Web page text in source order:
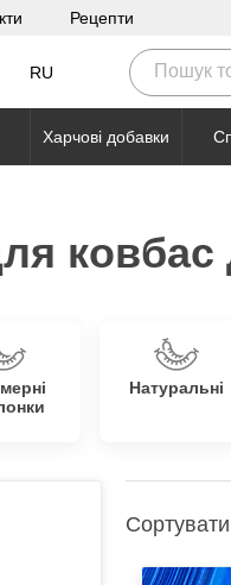
Рецепти
RU
Харчові добавки
Натуральні